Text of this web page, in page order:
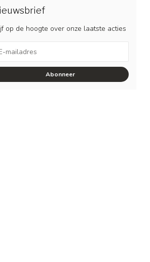
op de hoogte over onze laatste acties
Abonneer